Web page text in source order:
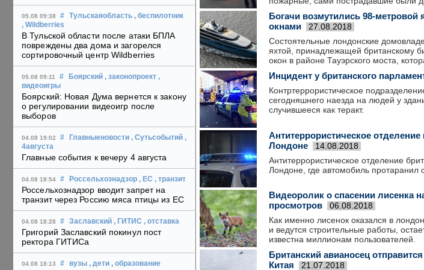
05.08 09:38 # Тульскаяобласть , беспилотник
, Wildberries
В Тульской области после атаки БПЛА
повреждены два дома и загорелся
сортировочный центр Wildberries
05.08 09:11 # Боярский , законопроект ,
видеоигры
Боярский: Новая Дума вернется к закону
о регулировании видеоигр после
выборов
04.08 19:02 # Главныеновости , Сутьсобытий ,
4августа
Главные события к вечеру 4 августа
04.08 18:54 # Россельхознадзор , ЕС , транзит
Россельхознадзор вводит запрет на
транзит через Россию мяса птицы из ЕС
04.08 18:28 # Заславский , ГИТИС , отставка
Григорий Заславский покинул пост
ректора ГИТИСа
04.08 18:13 # вузы , дети , образование
Богачи возмутились 98-
окнами
27.08.2018
Состоятельные лондонские
яхтой, принадлежащей британскому
окон в районе Тауэрского моста,
Инцидент у британского
Контртеррористическое
сегодняшнего наезда на людей у
случившееся как теракт.
Антитеррористическое
Лондоне
14.08.2018
Антитеррористическое отделение
Лондоне, где автомобиль протаранил
Видеоролик о спасении лисенка
просмотров
06.08.2018
Как именно лисенок оказался в
и ведутся строительные работы,
известна миллионам пользователей.
Британский авианосец
Китая
21.07.2018